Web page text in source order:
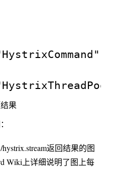
果
返回结果的图
Wiki上详细说明了图上每